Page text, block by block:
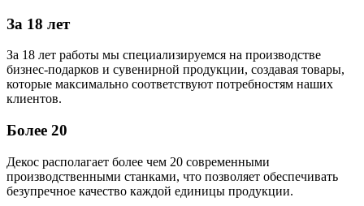
За 18 лет
За 18 лет работы мы специализируемся на производстве
бизнес-подарков и сувенирной продукции, создавая товары,
которые максимально соответствуют потребностям наших
клиентов.
Более 20
Декос располагает более чем 20 современными
производственными станками, что позволяет обеспечивать
безупречное качество каждой единицы продукции.